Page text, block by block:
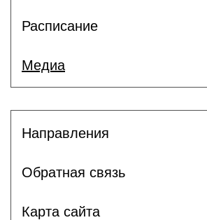
Расписание
Медиа
Направления
Обратная связь
Карта сайта